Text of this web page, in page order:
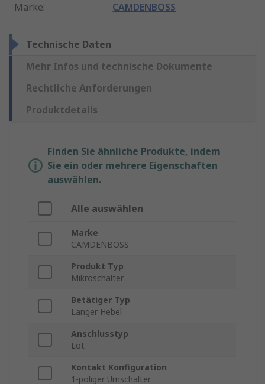
Marke: CAMDENBOSS
Technische Daten
Mehr Infos und technische Dokumente
Rechtliche Anforderungen
Produktdetails
Finden Sie ähnliche Produkte, indem
Sie ein oder mehrere Eigenschaften
auswählen.
Alle auswählen
Marke
CAMDENBOSS
Produkt Typ
Mikroschalter
Betätiger Typ
Langer Hebel
Anschlusstyp
Lot
Kontakt Konfiguration
1-poliger Umschalter